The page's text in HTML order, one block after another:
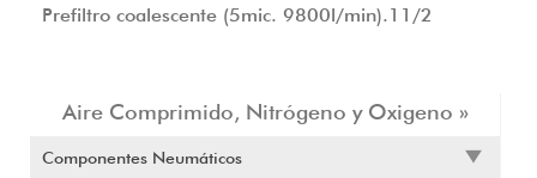
Aire Comprimido, Nitrógeno y Oxigeno »
Componentes Neumáticos
Prefiltro coalescente (5mic. 9800l/min).11/2